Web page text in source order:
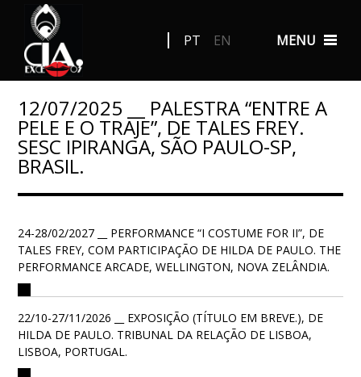
MENU
PT EN
12/07/2025 __ PALESTRA “ENTRE A
PELE E O TRAJE”, DE TALES FREY.
SESC IPIRANGA, SÃO PAULO-SP,
BRASIL.
24-28/02/2027 __ PERFORMANCE “I COSTUME FOR II”, DE
TALES FREY, COM PARTICIPAÇÃO DE HILDA DE PAULO. THE
PERFORMANCE ARCADE, WELLINGTON, NOVA ZELÂNDIA.
22/10-27/11/2026 __ EXPOSIÇÃO (TÍTULO EM BREVE.), DE
HILDA DE PAULO. TRIBUNAL DA RELAÇÃO DE LISBOA,
LISBOA, PORTUGAL.